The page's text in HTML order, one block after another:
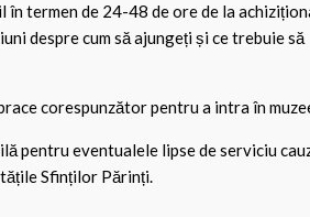
termen de 24-48 de ore de la
despre cum să ajungeți și ce trebuie să
corespunzător pentru a intra în
pentru eventualele lipse de serviciu
Sfinților Părinți.